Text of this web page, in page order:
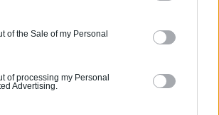
of the Sale of my Personal
of processing my Personal
Advertising.